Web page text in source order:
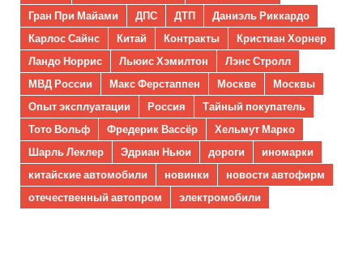
Гран При Майами
ДПС ДТП
Даниэль Риккардо
Карлос Сайнс
Китай Контракты
Кристиан Хорнер
Ландо Норрис
Льюис Хэмилтон
Лэнс Стролл
МВД России
Макс Ферстаппен Москве
Москвы
Опыт эксплуатации
Россия
Тайный покупатель
Тото Вольф
Фредерик Вассёр
Хельмут Марко
Шарль Леклер
Эдриан Ньюи дороги
иномарки
китайские автомобили
новинки
новости автофирм
отечественный автопром
электромобили